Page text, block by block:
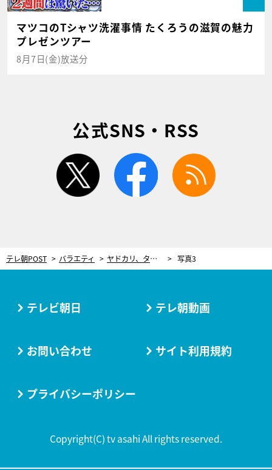
マツコのTシャツ洗濯事情 たくろうの滋賀の魅力
プレゼンツアー
8月7日(金)放送分
公式SNS・RSS
twitter facebook
テレ朝POST バラエティ ヤドカリ、タコ、ビーバー、生き物との「セッション」で作品を生み出す現代美術家、AKI INOMATAの発想の源を探る 写真3
テレビ朝日 テレ朝動画
お問い合わせ サイト利用規約
プライバシーポリシー
Copyright(C) tv asahi All rights reserved.